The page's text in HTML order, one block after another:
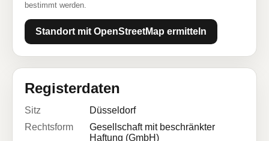
bestimmt werden.
Standort mit OpenStreetMap ermitteln
Registerdaten
Sitz
Düsseldorf
Rechtsform
Gesellschaft mit beschränkter
Haftung (GmbH)